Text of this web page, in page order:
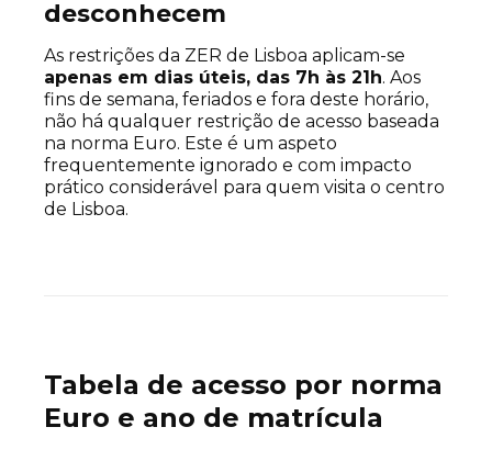
desconhecem
As restrições da ZER de Lisboa aplicam-se
apenas em dias úteis, das 7h às 21h. Aos
fins de semana, feriados e fora deste horário,
não há qualquer restrição de acesso baseada
na norma Euro. Este é um aspeto
frequentemente ignorado e com impacto
prático considerável para quem visita o centro
de Lisboa.
Tabela de acesso por norma
Euro e ano de matrícula